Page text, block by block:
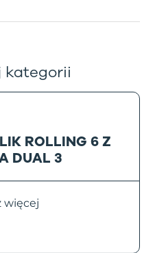
kategorii
ROLLING 6 Z
DUAL 3
więcej